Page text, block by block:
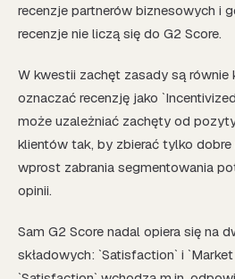
recenzje partnerów biznesowych i
recenzje nie liczą się do G2 Score.
W kwestii zachęt zasady są równie
oznaczać recenzję jako
może uzależniać zachęty od
klientów tak, by zbierać tylko dobre
wprost zabrania segmentowania
opinii.
Sam G2 Score nadal opiera się na
składowych: `Satisfaction` i